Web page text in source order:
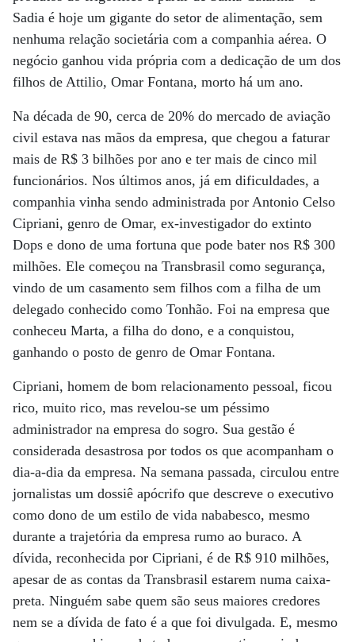
Sadia é hoje um gigante do setor de alimentação, sem
nenhuma relação societária com a companhia aérea. O
negócio ganhou vida própria com a dedicação de um dos
filhos de Attilio, Omar Fontana, morto há um ano.
Na década de 90, cerca de 20% do mercado de aviação
civil estava nas mãos da empresa, que chegou a faturar
mais de R$ 3 bilhões por ano e ter mais de cinco mil
funcionários. Nos últimos anos, já em dificuldades, a
companhia vinha sendo administrada por Antonio Celso
Cipriani, genro de Omar, ex-investigador do extinto
Dops e dono de uma fortuna que pode bater nos R$ 300
milhões. Ele começou na Transbrasil como segurança,
vindo de um casamento sem filhos com a filha de um
delegado conhecido como Tonhão. Foi na empresa que
conheceu Marta, a filha do dono, e a conquistou,
ganhando o posto de genro de Omar Fontana.
Cipriani, homem de bom relacionamento pessoal, ficou
rico, muito rico, mas revelou-se um péssimo
administrador na empresa do sogro. Sua gestão é
considerada desastrosa por todos os que acompanham o
dia-a-dia da empresa. Na semana passada, circulou entre
jornalistas um dossiê apócrifo que descreve o executivo
como dono de um estilo de vida nababesco, mesmo
durante a trajetória da empresa rumo ao buraco. A
dívida, reconhecida por Cipriani, é de R$ 910 milhões,
apesar de as contas da Transbrasil estarem numa caixa-
preta. Ninguém sabe quem são seus maiores credores
nem se a dívida de fato é a que foi divulgada. E, mesmo